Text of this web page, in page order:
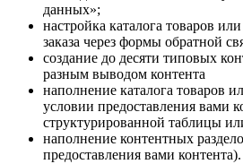
данных»;
настройка каталога товаров
заказа через формы обратной
создание до десяти типовых
разным выводом контента
наполнение каталога товаров
условии предоставления вами
структурированной таблицы
наполнение контентных
предоставления вами контента).